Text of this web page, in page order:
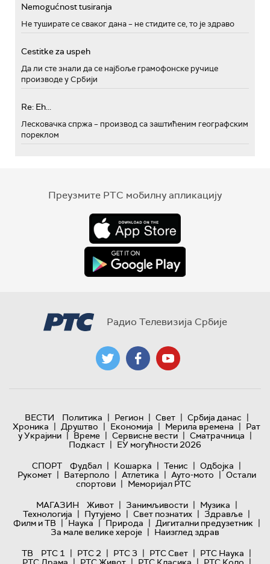
Nemogućnost tusiranja
Не туширате се сваког дана – не стидите се, то је здраво
Cestitke za uspeh
Да ли сте знали да се најбоље грамофонске ручице
производе у Србији
Re: Eh...
Лесковачка спржа – производ са заштићеним географским
пореклом
Преузмите РТС мобилну апликацију
Радио Телевизија Србије
ВЕСТИ Политика | Регион | Свет | Србија данас |
Хроника | Друштво | Економија | Мерила времена | Рат
у Украјини | Време | Сервисне вести | Сматрачница |
Подкаст | ЕУ могућности 2026
СПОРТ
Фудбал | Кошарка | Тенис | Одбојка |
Рукомет | Ватерполо | Атлетика | Ауто-мото | Остали
спортови | Меморијал РТС
МАГАЗИН
Живот | Занимљивости | Музика |
Технологијa | Путујемо | Свет познатих | Здравље |
Филм и ТВ | Наука | Природа | Дигитални предузетник |
За мале велике хероје | Наизглед здрав
ТВ
РТС 1 | РТС 2 | РТС 3 | РТС Свет | РТС Наука |